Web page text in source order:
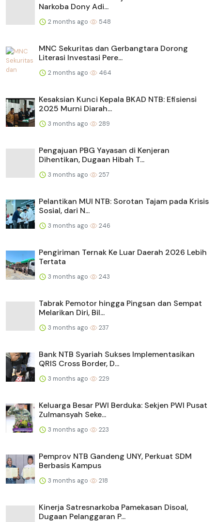
Narkoba Dony Adi...
2 months ago 548
MNC Sekuritas dan Gerbangtara Dorong
Literasi Investasi Pere...
2 months ago 464
Kesaksian Kunci Kepala BKAD NTB: Efisiensi
2025 Murni Diarah...
3 months ago 289
Pengajuan PBG Yayasan di Kenjeran
Dihentikan, Dugaan Hibah T...
3 months ago 257
Pelantikan MUI NTB: Sorotan Tajam pada Krisis
Sosial, dari N...
3 months ago 246
Pengiriman Ternak Ke Luar Daerah 2026 Lebih
Tertata
3 months ago 243
Tabrak Pemotor hingga Pingsan dan Sempat
Melarikan Diri, Bil...
3 months ago 237
Bank NTB Syariah Sukses Implementasikan
QRIS Cross Border, D...
3 months ago 229
Keluarga Besar PWI Berduka: Sekjen PWI Pusat
Zulmansyah Seke...
3 months ago 223
Pemprov NTB Gandeng UNY, Perkuat SDM
Berbasis Kampus
3 months ago 218
Kinerja Satresnarkoba Pamekasan Disoal,
Dugaan Pelanggaran P...